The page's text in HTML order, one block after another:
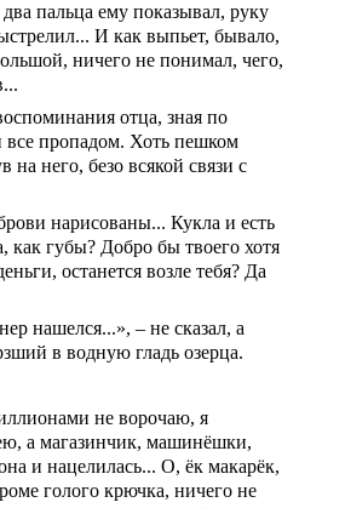
пальца ему показывал, руку
И как выпьет, бывало,
ничего не понимал, чего,
отца, зная по
все пропадом. Хоть пешком
него, безо всякой связи с
нарисованы... Кукла и есть
как губы? Добро бы твоего хотя
останется возле тебя? Да
нашелся...», – не сказал, а
в водную гладь озерца.
не ворочаю, я
а магазинчик, машинёшки,
и нацелилась... О, ёк макарёк,
голого крючка, ничего не